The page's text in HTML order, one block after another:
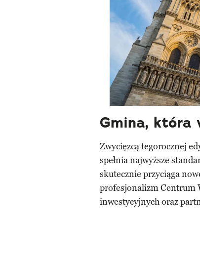
Gmina, która
Zwycięzcą tegorocznej
spełnia najwyższe
skutecznie przyciąga
profesjonalizm Centrum
inwestycyjnych oraz